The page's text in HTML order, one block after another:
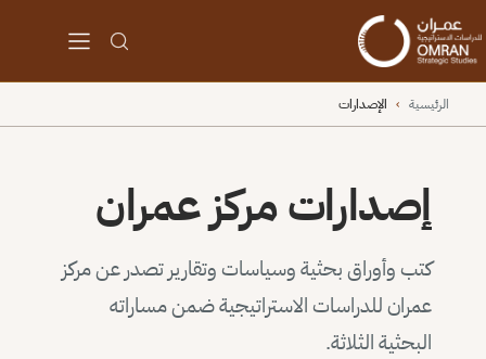
الرئيسية › الإصدارات
إصدارات مركز عمران
كتب وأوراق بحثية وسياسات وتقارير تصدر عن مركز
عمران للدراسات الاستراتيجية ضمن مساراته
البحثية الثلاثة.